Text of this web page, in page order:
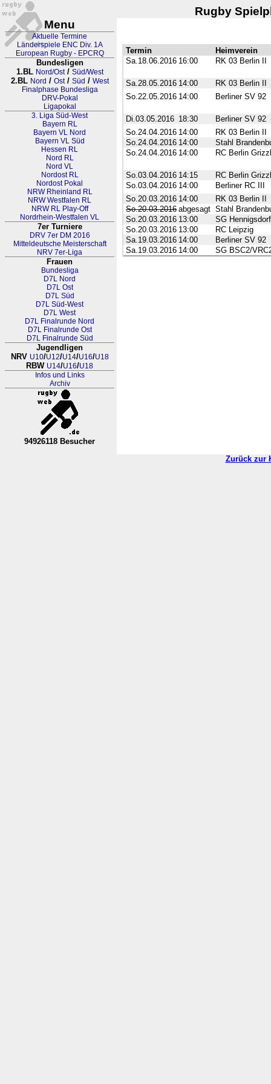
Rugby
Menu
Aktuelle Termine
Länderspiele ENC Div. 1A
European Rugby - EPCRQ
Bundesligen
1.BL Nord/Ost/ Süd/West
2.BL Nord / Ost/ Süd / West
Finalphase Bundesliga
DRV-Pokal
Ligapokal
3. Liga Süd-West
Bayern RL
Bayern VL Nord
Bayern VL Süd
Hessen RL
Nord RL
Nord VL
Nordost RL
Nordost Pokal
NRW Rheinland RL
NRW Westfalen RL
NRW RL Play-Off
Nordrhein-Westfalen VL
7er Turniere
DRV 7er DM 2016
Mitteldeutsche Meisterschaft
NRV 7er-Liga
Frauen
Bundesliga
D7L Nord
D7L Ost
D7L Süd
D7L Süd-West
D7L West
D7L Finalrunde Nord
D7L Finalrunde Ost
D7L Finalrunde Süd
Jugendligen
NRV U10/U12/U14/U16/U18
RBW U14/U16/U18
Infos und Links
Archiv
94926118 Besucher
Termin
Heimverein
Sa.18.06.2016 16:00 RK 03 Berlin II
Sa.28.05.2016 14:00
RK 03 Berlin II
So.22.05.2016 14:00 Berliner SV 92
Di.03.05.2016 18:30
Berliner SV 92
So.24.04.2016 14:00
RK 03 Berlin II
So.24.04.2016 14:00
Stahl
So.24.04.2016 14:00 RC Berlin
So.03.04.2016 14:15
RC Berlin
So.03.04.2016 14:00
Berliner RC III
So.20.03.2016 14:00
RK 03 Berlin II
So.20.03.2016 abgesagt Stahl
So.20.03.2016 13:00
SG
So.20.03.2016 13:00
RC Leipzig
Sa.19.03.2016 14:00
Berliner SV 92
Sa.19.03.2016 14:00 SG BSC2/
Zurück zur